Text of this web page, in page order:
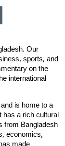
Our
sports, and
on the
international
is home to a
has a rich cultural
from Bangladesh
economics,